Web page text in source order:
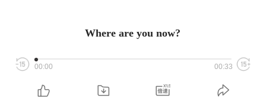
Where are you now?
00:00 00:33